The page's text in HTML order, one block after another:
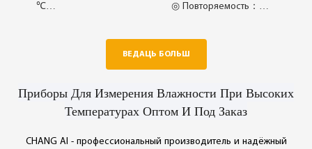
℃
Дыяпазон 63%[90%]
пры +20°C і даўленні 1
лічбавай апрацоўкі
◎ Повторяемость：
◎ Нулевой дрэйф：
±1%FS/7d
◎ Ультратонкі ёмістны
◎ Пашыраныя цыклы
каліброўкі
ВЕДАЦЬ БОЛЬШ
Приборы Для Измерения Влажности При Высоких
Температурах Оптом И Под Заказ
CHANG AI - профессиональный производитель и надёжный